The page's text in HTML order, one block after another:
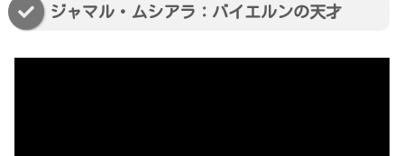
ジャマル・ムシアラ：バイエルンの天才